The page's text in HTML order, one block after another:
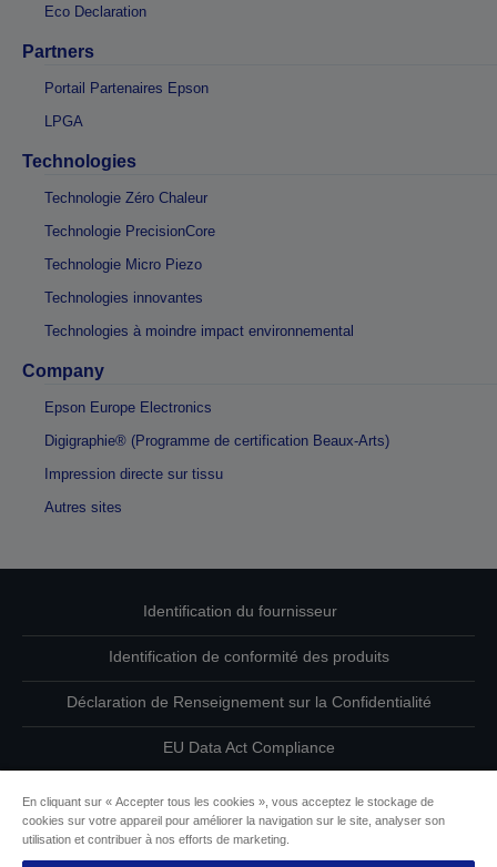
Eco Declaration
Partners
Portail Partenaires Epson
LPGA
Technologies
Technologie Zéro Chaleur
Technologie PrecisionCore
Technologie Micro Piezo
Technologies innovantes
Technologies à moindre impact environnemental
Company
Epson Europe Electronics
Digigraphie® (Programme de certification Beaux-Arts)
Impression directe sur tissu
Autres sites
Identification du fournisseur
Identification de conformité des produits
Déclaration de Renseignement sur la Confidentialité
EU Data Act Compliance
Informations sur les cookies
En cliquant sur « Accepter tous les cookies », vous acceptez le stockage de
cookies sur votre appareil pour améliorer la navigation sur le site, analyser son
utilisation et contribuer à nos efforts de marketing.